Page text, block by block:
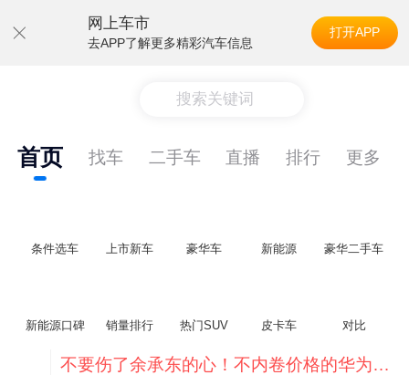
网上车市
去APP了解更多精彩汽车信息
打开APP
搜索关键词
首页 找车 二手车 直播 排行 更多
条件选车 上市新车 豪华车 新能源 豪华二手车
新能源口碑 销量排行 热门SUV 皮卡车 对比
不要伤了余承东的心！不内卷价格的华为，弥足珍贵！